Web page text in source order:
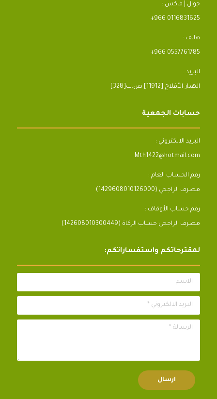
جوال | فاكس :
+966 0116831625
هاتف :
+966 0557761785
البريد :
[328]الهدار-الأفلاج [11912] ص.ب
حسابات الجمعية
البريد الالكتروني :
Mth1422@hotmail.com
رقم الحساب العام :
مصرف الراجحي (1429608010126000)
رقم حساب الأوقاف :
مصرف الراجحى حساب الزكاة (142608010300449)
لمقترحاتكم واستفساراتكم:
الاسم
البريد الالكتروني *
الرسالة *